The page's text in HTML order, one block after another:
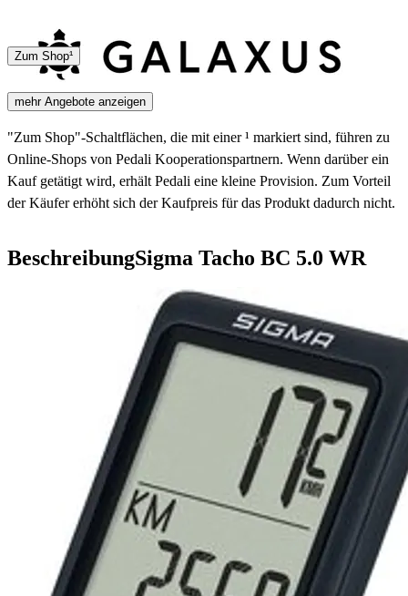
DHL
Sonstige
5 - 7 Tage
Zum Shop¹
mehr Angebote anzeigen
"Zum Shop"-Schaltflächen, die mit einer ¹ markiert sind, führen zu
Online-Shops von Pedali Kooperationspartnern. Wenn darüber ein
Kauf getätigt wird, erhält Pedali eine kleine Provision. Zum Vorteil
der Käufer erhöht sich der Kaufpreis für das Produkt dadurch nicht.
BeschreibungSigma Tacho BC 5.0 WR